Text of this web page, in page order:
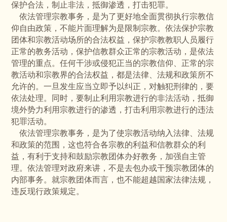
保护合法，制止非法，抵御渗透，打击犯罪。
依法管理宗教事务，是为了更好地全面贯彻执行宗教信
仰自由政策，不能片面理解为是限制宗教。依法保护宗教
团体和宗教活动场所的合法权益，保护宗教教职人员履行
正常的教务活动，保护信教群众正常的宗教活动，是依法
管理的重点。任何干涉或侵犯正当的宗教信仰、正常的宗
教活动和宗教界的合法权益，都是法律、法规和政策所不
允许的。一旦发生应当立即予以纠正，对触犯刑律的，要
依法处理。同时，要制止利用宗教进行的非法活动，抵御
境外势力利用宗教进行的渗透，打击利用宗教进行的违法
犯罪活动。
依法管理宗教事务，是为了使宗教活动纳入法律、法规
和政策的范围，这也符合各宗教的利益和信教群众的利
益，有利于支持和鼓励宗教团体办好教务，加强自主管
理。依法管理对政府来讲，不是去包办或干预宗教团体的
内部事务。就宗教团体而言，也不能超越国家法律法规，
违反现行政策规定。